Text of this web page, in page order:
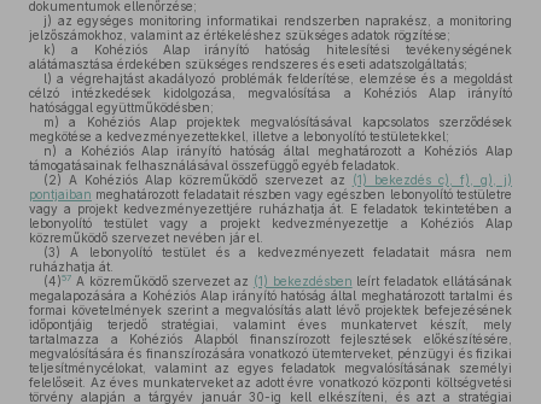
dokumentumok ellenőrzése;
j) az egységes monitoring informatikai rendszerben naprakész, a monitoring
jelzőszámokhoz, valamint az értékeléshez szükséges adatok rögzítése;
k) a Kohéziós Alap irányító hatóság hitelesítési tevékenységének
alátámasztása érdekében szükséges rendszeres és eseti adatszolgáltatás;
l) a végrehajtást akadályozó problémák felderítése, elemzése és a megoldást
célzó intézkedések kidolgozása, megvalósítása a Kohéziós Alap irányító
hatósággal együttműködésben;
m) a Kohéziós Alap projektek megvalósításával kapcsolatos szerződések
megkötése a kedvezményezettekkel, illetve a lebonyolító testületekkel;
n) a Kohéziós Alap irányító hatóság által meghatározott a Kohéziós Alap
támogatásainak felhasználásával összefüggő egyéb feladatok.
(2) A Kohéziós Alap közreműködő szervezet az
(1) bekezdés c), f), g), j)
pontjaiban meghatározott feladatait részben vagy egészben lebonyolító testületre
vagy a projekt kedvezményezettjére ruházhatja át. E feladatok tekintetében a
lebonyolító testület vagy a projekt kedvezményezettje a Kohéziós Alap
közreműködő szervezet nevében jár el.
(3) A lebonyolító testület és a kedvezményezett feladatait másra nem
ruházhatja át.
(4)57 A közreműködő szervezet az (1) bekezdésben leírt feladatok ellátásának
megalapozására a Kohéziós Alap irányító hatóság által meghatározott tartalmi és
formai követelmények szerint a megvalósítás alatt lévő projektek befejezésének
időpontjáig terjedő stratégiai, valamint éves munkatervet készít, mely
tartalmazza a Kohéziós Alapból finanszírozott fejlesztések előkészítésére,
megvalósítására és finanszírozására vonatkozó ütemterveket, pénzügyi és fizikai
teljesítménycélokat, valamint az egyes feladatok megvalósításának személyi
felelőseit. Az éves munkaterveket az adott évre vonatkozó központi költségvetési
törvény alapján a tárgyév január 30-ig kell elkészíteni, és azt a stratégiai